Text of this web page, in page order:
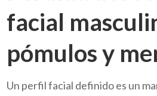
facial
pómulos y
Un perfil facial definido es un